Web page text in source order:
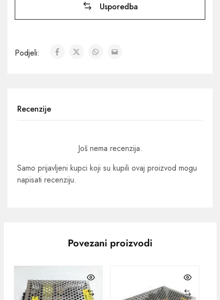
Usporedba
Podjeli:
Recenzije
Još nema recenzija.
Samo prijavljeni kupci koji su kupili ovaj proizvod mogu
napisati recenziju.
Povezani proizvodi